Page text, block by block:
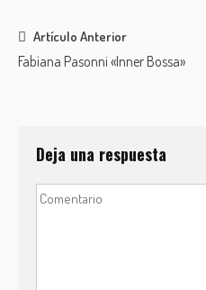
Post
navigation
Artículo Anterior
Fabiana Pasonni «Inner Bossa»
Deja una respuesta